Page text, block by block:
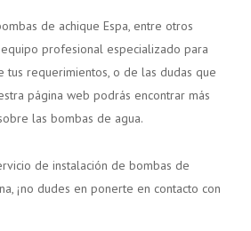
de achique Espa, entre otros
profesional especializado para
tus requerimientos, o de las dudas que
página web podrás encontrar más
las bombas de agua.
de instalación de bombas de
¡no dudes en ponerte en contacto con